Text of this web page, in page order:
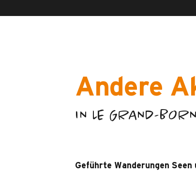
Andere
IN LE GRAND-
Geführte Wanderungen Seen